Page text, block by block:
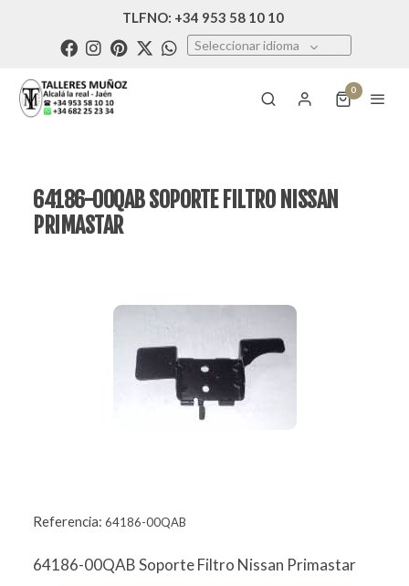
TLFNO: +34 953 58 10 10
Seleccionar idioma
0
64186-00QAB SOPORTE FILTRO NISSAN
PRIMASTAR
Referencia: 64186-00QAB
64186-00QAB Soporte Filtro Nissan Primastar